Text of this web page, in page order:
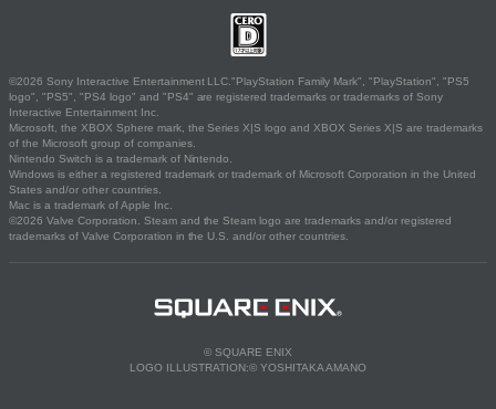
©2026 Sony Interactive Entertainment LLC."PlayStation Family Mark", "PlayStation", "PS5
logo", "PS5", "PS4 logo" and "PS4" are registered trademarks or trademarks of Sony
Interactive Entertainment Inc.
Microsoft, the XBOX Sphere mark, the Series X|S logo and XBOX Series X|S are trademarks
of the Microsoft group of companies.
Nintendo Switch is a trademark of Nintendo.
Windows is either a registered trademark or trademark of Microsoft Corporation in the United
States and/or other countries.
Mac is a trademark of Apple Inc.
©2026 Valve Corporation. Steam and the Steam logo are trademarks and/or registered
trademarks of Valve Corporation in the U.S. and/or other countries.
© SQUARE ENIX
LOGO ILLUSTRATION:© YOSHITAKA AMANO